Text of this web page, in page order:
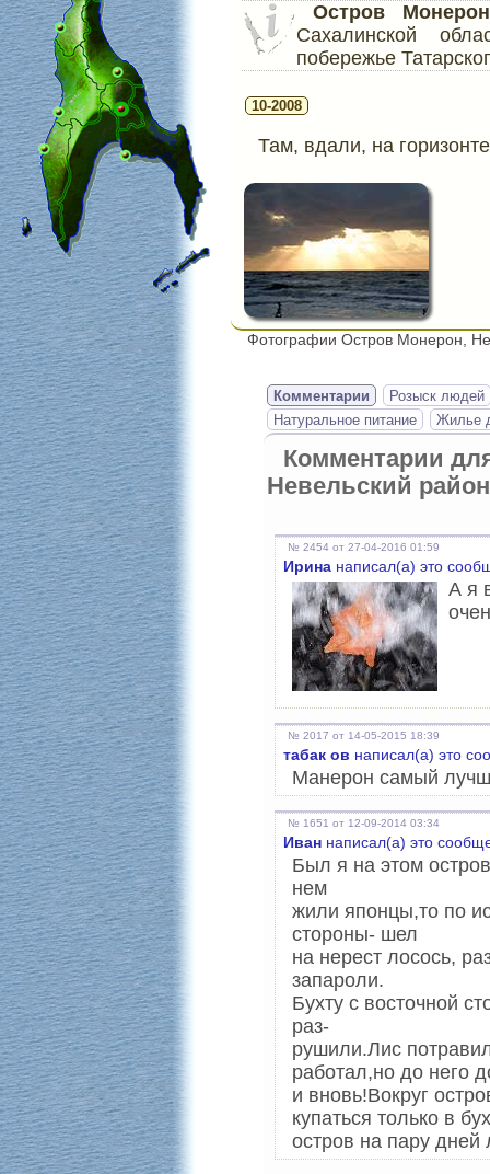
Остров Монерон
Сахалинской
побережье
10-2008
Там, вдали, на
Фотографии Остров Монерон,
Комментарии
Розыск людей
Натуральное питание
Жилье
Комментарии
Невельский район
№ 2454 от 27-04-2016 01:59
Ирина написал(а) это
А я
№ 2017 от 14-05-2015 18:39
табак ов написал(а) это
Манерон самый
№ 1651 от 12-09-2014 03:34
Иван написал(а) это
Был я на этом
нем
жили японцы,то по
стороны- шел
на нерест лосось,
запароли.
Бухту с восточной
раз-
рушили.Лис
работал,но до него
и вновь!Вокруг
купаться только в
остров на пару дней